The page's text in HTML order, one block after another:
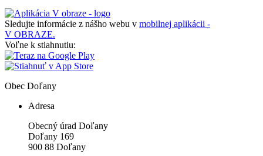
Sledujte informácie z nášho webu v mobilnej aplikácii -
V OBRAZE.
Voľne k stiahnutiu:
Obec Doľany
Adresa
Obecný úrad Doľany
Doľany 169
900 88 Doľany